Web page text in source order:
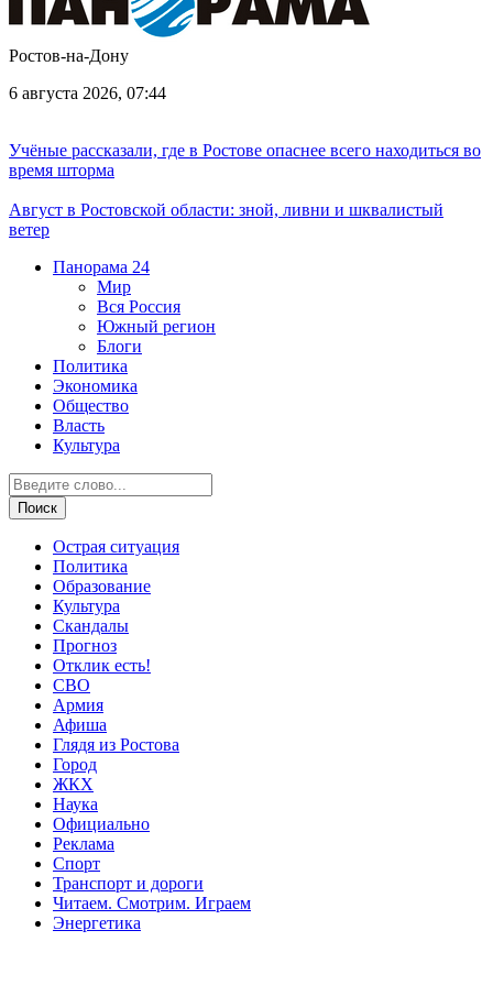
Ростов-на-Дону
6 августа 2026, 07:44
Учёные рассказали, где в Ростове опаснее всего находиться во
время шторма
Август в Ростовской области: зной, ливни и шквалистый
ветер
Панорама 24
Мир
Вся Россия
Южный регион
Блоги
Политика
Экономика
Общество
Власть
Культура
Острая ситуация
Политика
Образование
Культура
Скандалы
Прогноз
Отклик есть!
СВО
Армия
Афиша
Глядя из Ростова
Город
ЖКХ
Наука
Официально
Реклама
Спорт
Транспорт и дороги
Читаем. Смотрим. Играем
Энергетика